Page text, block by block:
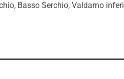
Basso Serchio, Valdarno